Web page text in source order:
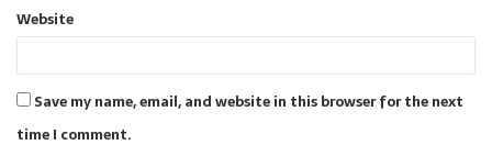
Website
Save my name, email, and website in this browser for the next
time I comment.